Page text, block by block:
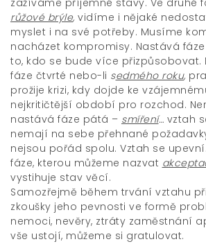
zažíváme příjemné stavy. Ve druhé
růžové brýle, vidíme i nějaké
myslet i na své potřeby. Musíme
nacházet kompromisy. Nastává
to, kdo se bude více přizpůsobovat.
fáze čtvrté nebo-li sedmého roku,
prožije krizi, kdy dojde ke
nejkritičtější období pro rozchod.
nastává fáze pátá – smíření… vztah
nemají na sebe přehnané
nejsou pořád spolu. Vztah se
fáze, kterou můžeme nazvat
vystihuje stav věcí.
Samozřejmě během trvání vztahu
zkoušky jeho pevnosti ve formě
nemoci, nevěry, ztráty zaměstnání
vše ustojí, můžeme si gratulovat.